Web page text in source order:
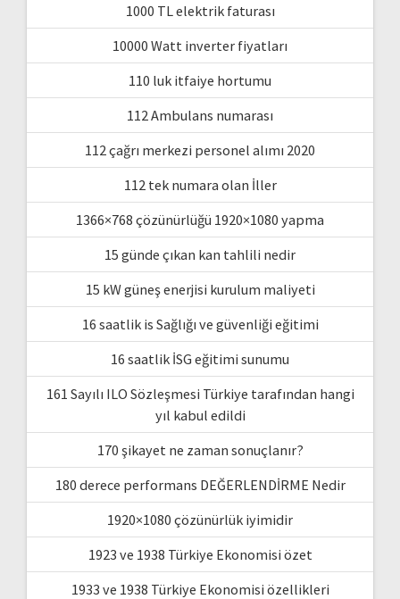
1000 TL elektrik faturası
10000 Watt inverter fiyatları
110 luk itfaiye hortumu
112 Ambulans numarası
112 çağrı merkezi personel alımı 2020
112 tek numara olan İller
1366×768 çözünürlüğü 1920×1080 yapma
15 günde çıkan kan tahlili nedir
15 kW güneş enerjisi kurulum maliyeti
16 saatlik is Sağlığı ve güvenliği eğitimi
16 saatlik İSG eğitimi sunumu
161 Sayılı ILO Sözleşmesi Türkiye tarafından hangi
yıl kabul edildi
170 şikayet ne zaman sonuçlanır?
180 derece performans DEĞERLENDİRME Nedir
1920×1080 çözünürlük iyimidir
1923 ve 1938 Türkiye Ekonomisi özet
1933 ve 1938 Türkiye Ekonomisi özellikleri